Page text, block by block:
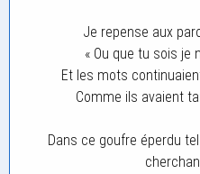
Je repense aux
« Ou que tu sois je
Et les mots
Comme ils avaient
Dans ce goufre éperdu